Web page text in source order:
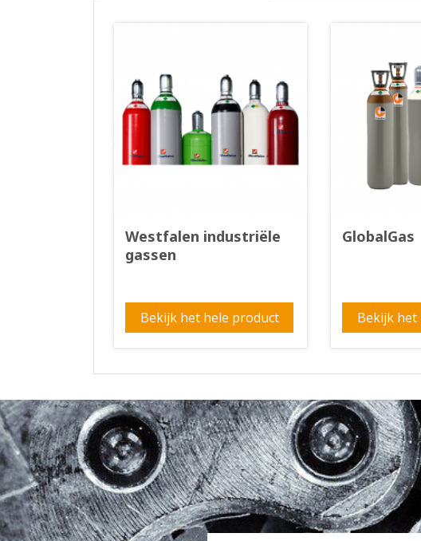
Westfalen industriële
gassen
Bekijk het hele product
GlobalGas
Bekijk